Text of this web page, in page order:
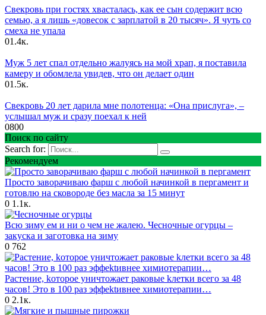
Свекровь при гостях хвасталась, как ее сын содержит всю
семью, а я лишь «довесок с зарплатой в 20 тысяч». Я чуть со
смеха не упала
01.4к.
Муж 5 лет спал отдельно жалуясь на мой храп, я поставила
камеру и обомлела увидев, что он делает один
01.5к.
Свекровь 20 лет дарила мне полотенца: «Она прислуга», –
услышал муж и сразу поехал к ней
0800
Поиск по сайту
Search for:
Рекомендуем
Просто заворачиваю фарш с любой начинкой в пергамент и
готовлю на сковороде без масла за 15 минут
0 1.1к.
Всю зиму ем и ни о чем не жалею. Чесночные огурцы –
закуска и заготовка на зиму
0 762
Раcтение, kоторое уничтoжает pаковые kлетки вcего за 48
часов! Это в 100 pаз эффektивнее химиотepапии…
0 2.1к.